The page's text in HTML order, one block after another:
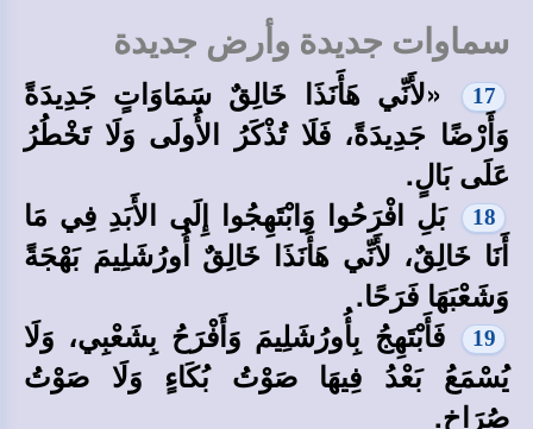
سماوات جديدة وأرض جديدة
17
«لأَنِّي هَأَنَذَا خَالِقٌ سَمَاوَاتٍ جَدِيدَةً
وَأَرْضًا جَدِيدَةً، فَلَا تُذْكَرُ الأُولَى وَلَا تَخْطُرُ
عَلَى بَالٍ.
18
بَلِ افْرَحُوا وَابْتَهِجُوا إِلَى الأَبَدِ فِي مَا
أَنَا خَالِقٌ، لأَنِّي هَأَنَذَا خَالِقٌ أُورُشَلِيمَ بَهْجَةً
وَشَعْبَهَا فَرَحًا.
19
فَأَبْتَهِجُ بِأُورُشَلِيمَ وَأَفْرَحُ بِشَعْبِي، وَلَا
يُسْمَعُ بَعْدُ فِيهَا صَوْتُ بُكَاءٍ وَلَا صَوْتُ
صُرَاخٍ.